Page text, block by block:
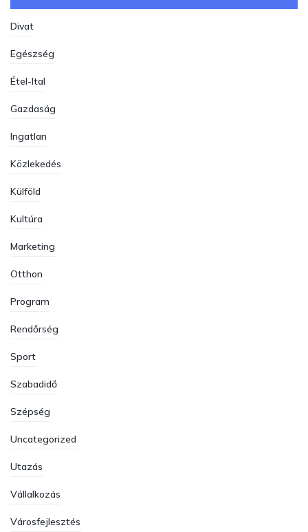
Divat
Egészség
Étel-Ital
Gazdaság
Ingatlan
Közlekedés
Külföld
Kultúra
Marketing
Otthon
Program
Rendőrség
Sport
Szabadidő
Szépség
Uncategorized
Utazás
Vállalkozás
Városfejlesztés